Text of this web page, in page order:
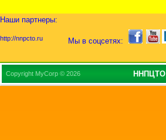
Наши партнеры:
Мы в соцсетях:
http://nnpcto.ru
Copyright MyCorp © 2026 ННПЦТО